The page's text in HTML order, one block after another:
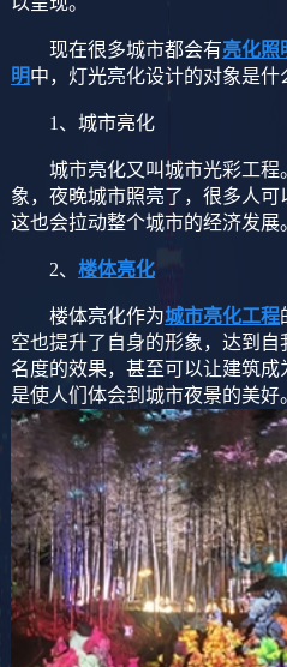
现在很多城市都会有亮化照
明中，灯光亮化设计的对象是什
1、城市亮化
城市亮化又叫城市光彩工程
象，夜晚城市照亮了，很多人可
这也会拉动整个城市的经济发展
2、 楼体亮化
楼体亮化作为城市亮化工程
空也提升了自身的形象，达到
名度的效果，甚至可以让建筑
是使人们体会到城市夜景的美好